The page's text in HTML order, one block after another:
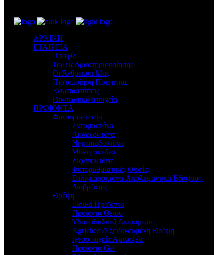
ΑΡΧΙΚΗ
ΕΤΑΙΡΕΙΑ
Προφίλ
Τομείς Δραστηριοποίησης
Οι Άνθρωποι Μας
Πιστοποίηση Ποιότητας
Εγκαταστάσεις
Οικονομικά στοιχεία
ΠΡΟΪΟΝΤΑ
Φυτοπροστασία
Εντομοκτόνα
Ακαρεοκτόνα
Νηματωδοκτόνα
Μυκητοκτόνα
Ζιζανιοκτόνα
Φυτορυθμιστικές Ουσίες
Σαλιγκαροκτόνα-Απολυμαντικά Εδάφους-
Διαβρέκτες
Θρέψη
Ειδικά Προϊόντα
Προϊόντα Θείου
Υδατοδιαλυτά Λιπάσματα
Agrichem/Εξειδικευμένη Θρέψη
Ιχνοστοιχεία Αμινοξέα
Προϊόντα Gel